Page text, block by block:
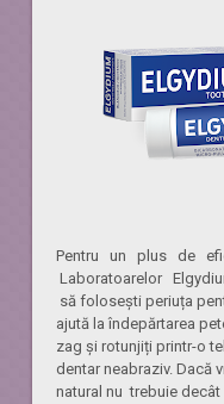
Pentru un plus de
Laboratoarelor
să folosești periuța
ajută la îndepărtarea
zag și rotunjiți printr-o
dentar neabraziv. Dacă
natural nu trebuie